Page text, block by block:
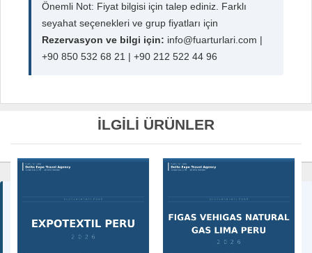
Önemli Not: Fiyat bilgisi için talep ediniz. Farklı
seyahat seçenekleri ve grup fiyatları için
Rezervasyon ve bilgi için: info@fuarturlari.com |
+90 850 532 68 21 | +90 212 522 44 96
İLGİLİ ÜRÜNLER